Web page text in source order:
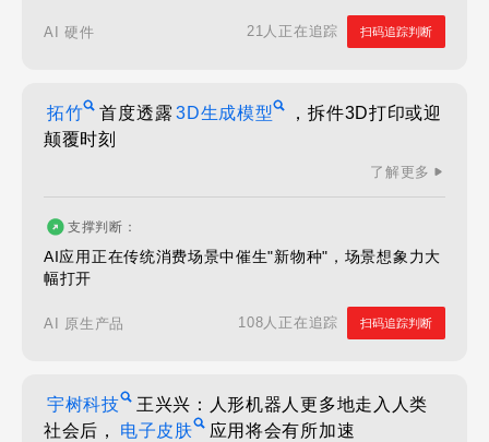
AI 硬件 21人正在追踪 扫码追踪判断
拓竹 首度透露 3D生成模型
，拆件3D打印或迎
颠覆时刻
了解更多
支撑判断：
AI应用正在传统消费场景中催生"新物种"，场景想象力大
幅打开
AI 原生产品 108人正在追踪 扫码追踪判断
宇树科技
王兴兴：人形机器人更多地走入人类
社会后，
电子皮肤 应用将会有所加速